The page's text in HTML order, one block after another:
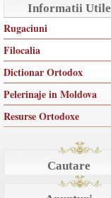
Informatii Utile
Rugaciuni
Filocalia
Dictionar Ortodox
Pelerinaje in Moldova
Resurse Ortodoxe
Cautare